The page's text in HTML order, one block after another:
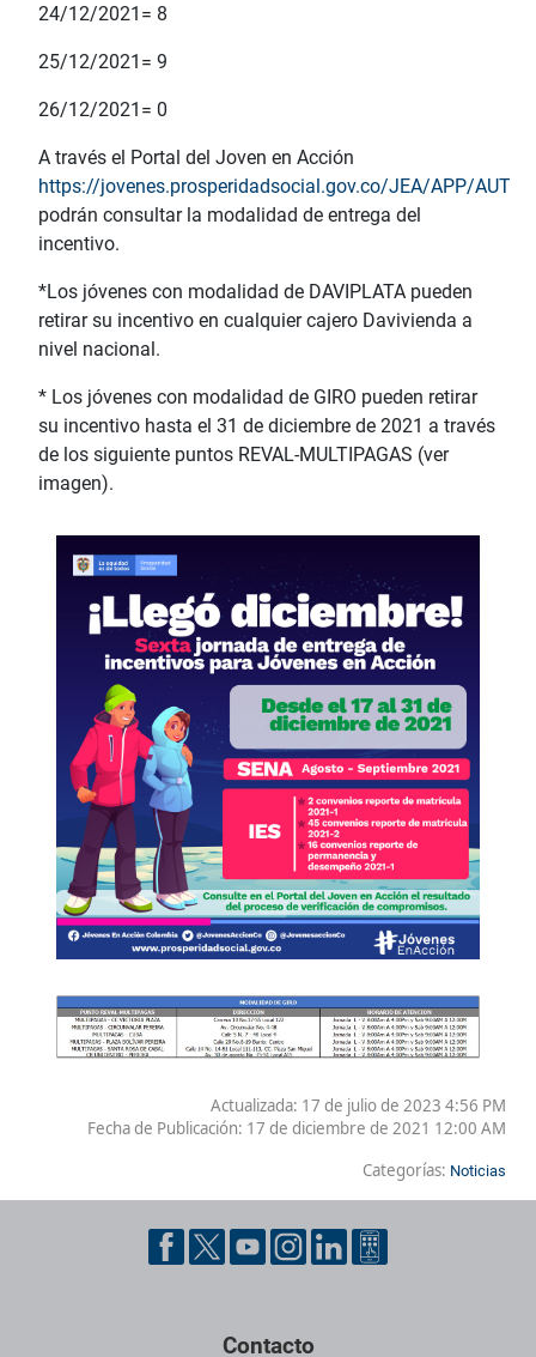
24/12/2021= 8
25/12/2021= 9
26/12/2021= 0
A través el Portal del Joven en Acción
https://jovenes.prosperidadsocial.gov.co/JEA/APP/
podrán consultar la modalidad de entrega del
incentivo.
*Los jóvenes con modalidad de DAVIPLATA pueden
retirar su incentivo en cualquier cajero Davivienda a
nivel nacional.
* Los jóvenes con modalidad de GIRO pueden retirar
su incentivo hasta el 31 de diciembre de 2021 a través
de los siguiente puntos REVAL-MULTIPAGAS (ver
imagen).
Actualizada: 17 de julio de 2023 4:56 PM
Fecha de Publicación: 17 de diciembre de 2021 12:00 AM
Categorías: Noticias
Contacto